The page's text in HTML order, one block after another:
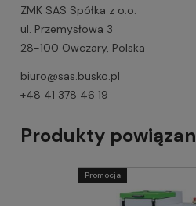
ZMK SAS Spółka z o.o.
ul. Przemysłowa 3
28-100 Owczary, Polska
biuro@sas.busko.pl
+48 41 378 46 19
Produkty
Promocja